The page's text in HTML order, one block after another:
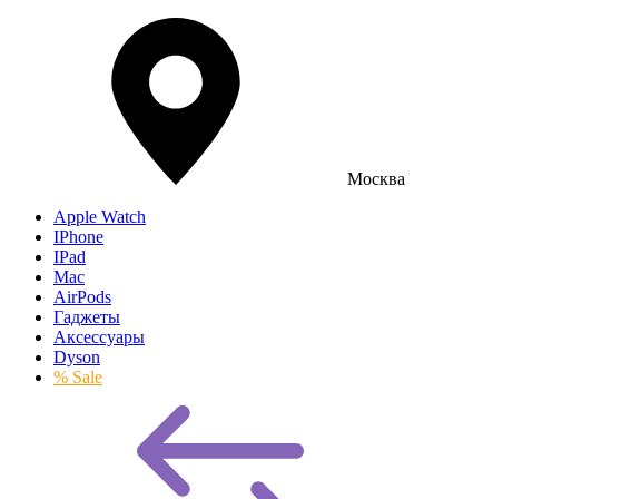
Москва
Apple Watch
IPhone
IPad
Mac
AirPods
Гаджеты
Аксессуары
Dyson
% Sale